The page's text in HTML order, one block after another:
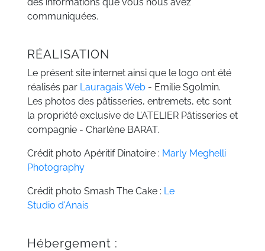
communiquées.
RÉALISATION
Le présent site internet ainsi que le logo ont été
réalisés par Lauragais Web - Emilie Sgolmin.
Les photos des pâtisseries, entremets, etc sont
la propriété exclusive de L’ATELIER Pâtisseries et
compagnie - Charlène BARAT.
Crédit photo Apéritif Dinatoire : Marly Meghelli
Photography
Crédit photo Smash The Cake : Le
Studio d'Anais
Hébergement :